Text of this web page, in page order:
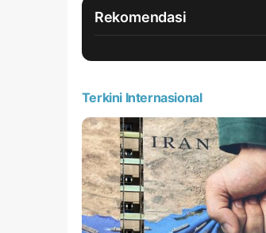
Rekomendasi
Terkini Internasional